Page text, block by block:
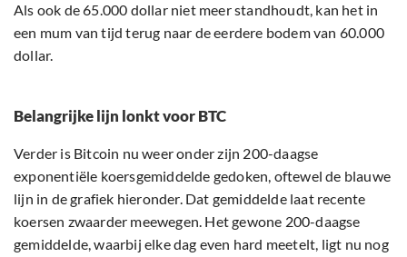
Als ook de 65.000 dollar niet meer standhoudt, kan het in
een mum van tijd terug naar de eerdere bodem van 60.000
dollar.
Belangrijke lijn lonkt voor BTC
Verder is Bitcoin nu weer onder zijn 200-daagse
exponentiële koersgemiddelde gedoken, oftewel de blauwe
lijn in de grafiek hieronder. Dat gemiddelde laat recente
koersen zwaarder meewegen. Het gewone 200-daagse
gemiddelde, waarbij elke dag even hard meetelt, ligt nu nog